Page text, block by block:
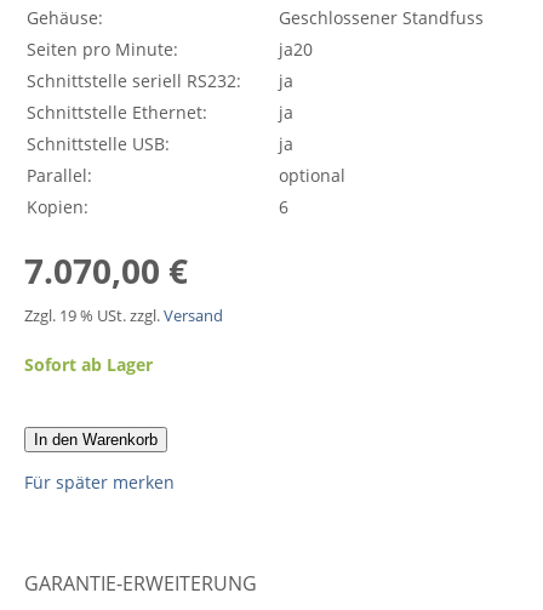
Gehäuse:
Geschlossener Standfuss
Seiten pro Minute:
ja20
Schnittstelle seriell RS232:
ja
Schnittstelle Ethernet:
ja
Schnittstelle USB:
ja
Parallel:
optional
Kopien:
6
7.070,00 €
Zzgl. 19 % USt. zzgl.Versand
Sofort ab Lager
In den Warenkorb
Für später merken
GARANTIE-ERWEITERUNG